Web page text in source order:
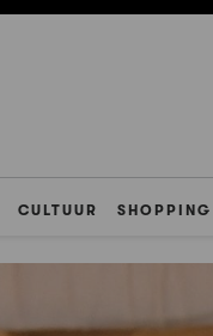
CULTUUR SHOPPING